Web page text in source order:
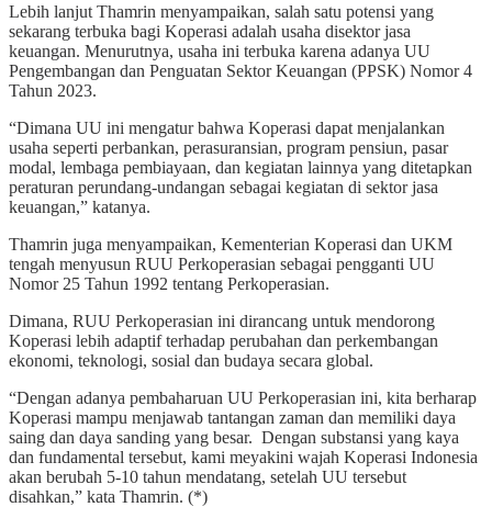
Lebih lanjut Thamrin menyampaikan, salah satu potensi yang
sekarang terbuka bagi Koperasi adalah usaha disektor jasa
keuangan. Menurutnya, usaha ini terbuka karena adanya UU
Pengembangan dan Penguatan Sektor Keuangan (PPSK) Nomor 4
Tahun 2023.
“Dimana UU ini mengatur bahwa Koperasi dapat menjalankan
usaha seperti perbankan, perasuransian, program pensiun, pasar
modal, lembaga pembiayaan, dan kegiatan lainnya yang ditetapkan
peraturan perundang-undangan sebagai kegiatan di sektor jasa
keuangan,” katanya.
Thamrin juga menyampaikan, Kementerian Koperasi dan UKM
tengah menyusun RUU Perkoperasian sebagai pengganti UU
Nomor 25 Tahun 1992 tentang Perkoperasian.
Dimana, RUU Perkoperasian ini dirancang untuk mendorong
Koperasi lebih adaptif terhadap perubahan dan perkembangan
ekonomi, teknologi, sosial dan budaya secara global.
“Dengan adanya pembaharuan UU Perkoperasian ini, kita berharap
Koperasi mampu menjawab tantangan zaman dan memiliki daya
saing dan daya sanding yang besar. Dengan substansi yang kaya
dan fundamental tersebut, kami meyakini wajah Koperasi Indonesia
akan berubah 5-10 tahun mendatang, setelah UU tersebut
disahkan,” kata Thamrin. (*)